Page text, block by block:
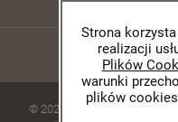
Strona
realizacji
Plików
warunki
plików
© 2026 gunmonkey.pl.